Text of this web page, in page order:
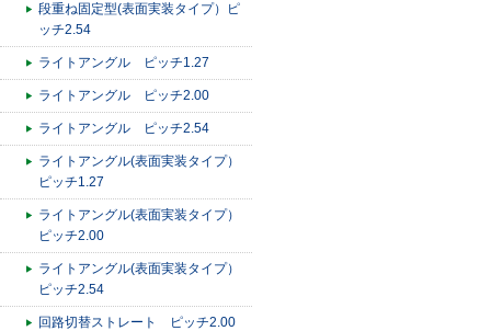
段重ね固定型(表面実装タイプ）ピ
ッチ2.54
ライトアングル ピッチ1.27
ライトアングル ピッチ2.00
ライトアングル ピッチ2.54
ライトアングル(表面実装タイプ）
ピッチ1.27
ライトアングル(表面実装タイプ）
ピッチ2.00
ライトアングル(表面実装タイプ）
ピッチ2.54
回路切替ストレート ピッチ2.00